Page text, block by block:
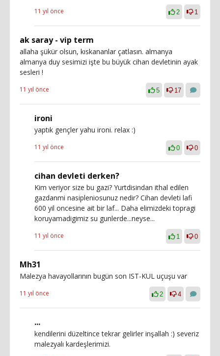
11 yıl önce 2 1
ak saray - vip term
allaha şükür olsun, kıskananlar çatlasın. almanya
almanya duy sesimizi işte bu büyük cihan devletinin ayak
sesleri !
11 yıl önce 5 17
ironi
yaptık gençler yahu ironi. relax :)
11 yıl önce 0 0
cihan devleti derken?
Kim veriyor size bu gazi? Yurtdisindan ithal edilen
gazdanmi nasipleniosunuz nedir? Cihan devleti lafi
600 yil oncesine ait bir laf... Daha elimizdeki topragi
koruyamadigimiz su gunlerde...neyse...
11 yıl önce 1 0
Mh31
Malezya havayollarının bugün son IST-KUL uçuşu var
11 yıl önce 2 4
...
kendilerini düzeltince tekrar gelirler inşallah :) severiz
malezyalı kardeşlerimizi.